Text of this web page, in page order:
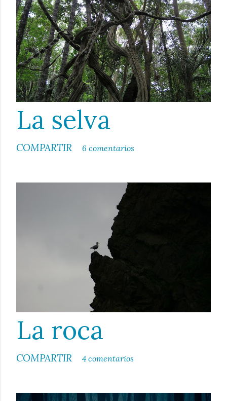
La selva
COMPARTIR 6 comentarios
La roca
COMPARTIR 4 comentarios